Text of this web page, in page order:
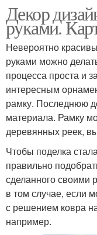
Декор
руками.
Невероятно
руками можно
процесса проста и
интересным
рамку. Последнюю
материала. Рамку
деревянных реек,
Чтобы поделка
правильно
сделанного своими
в том случае, если
с решением ковра
например.